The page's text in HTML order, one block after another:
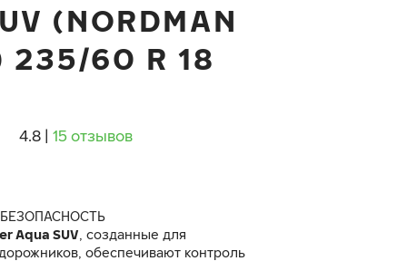
(NORDMAN
235/60 R 18
4.8 15 отзывов
Aqua SUV , созданные для
обеспечивают контроль